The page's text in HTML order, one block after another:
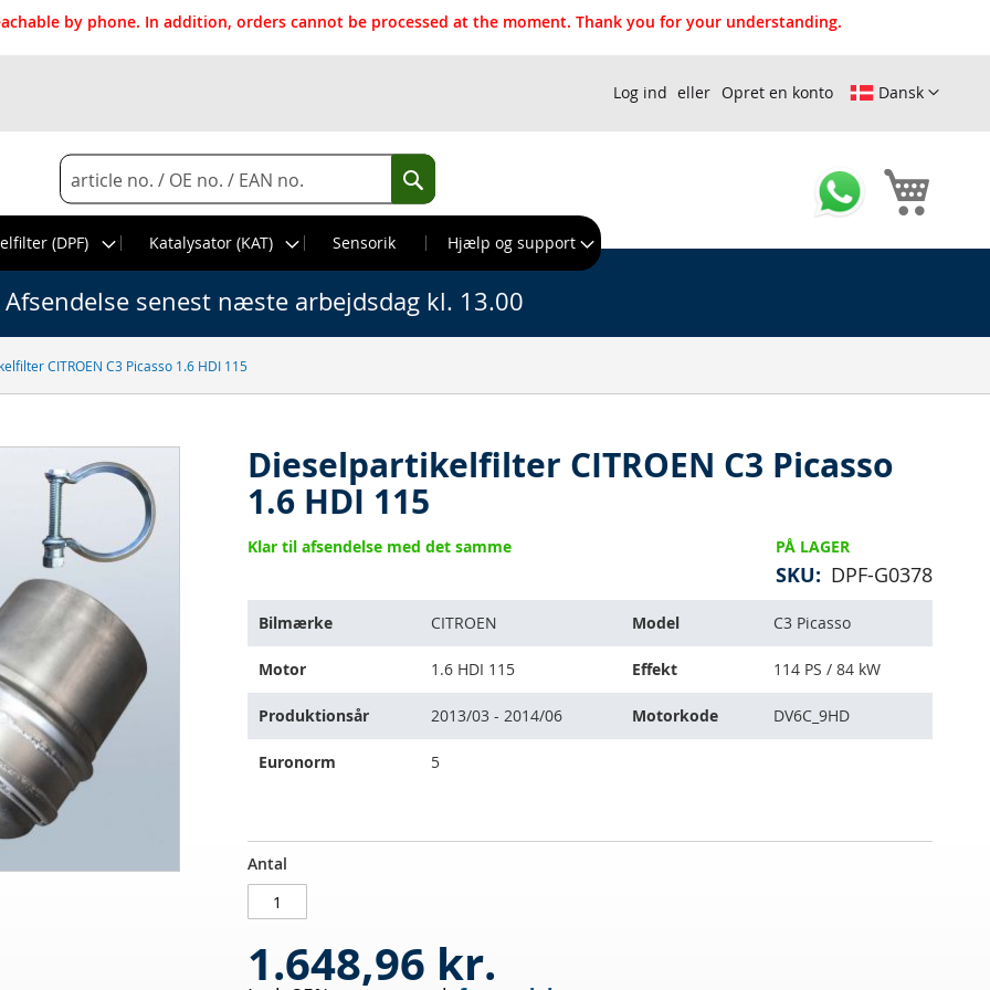
by phone. In addition, orders cannot be processed at the moment. Thank you for your understanding.
Dansk
Log ind Opret en konto
Search
Search
(DPF)
Katalysator (KAT) Sensorik Hjælp og support
CITROEN C3 Picasso 1.6 HDI 115
Afsendelse senest næste arbejdsdag kl. 13.00
Dieselpartikelfilter CITROEN C3 Picasso
1.6 HDI 115
PÅ LAGER
SKU DPF-G0378
Klar til afsendelse med det samme
passer
følgende
køretøjer:
Bilmærke CITROEN Model C3 Picasso
Motor 1.6 HDI 115 Effekt 114 PS / 84 kW
Produktionsår 2013/03 - 2014/06 Motorkode DV6C_9HD
Euronorm 5
Dieselpartikelfilter
CITROEN
1.6
PÅ
LAGER
Antal
1.648,96 kr.